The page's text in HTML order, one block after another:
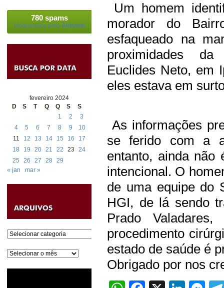
780 spams
bloqueados pelo Akismet
fevereiro 2024
D
S T Q Q S
S
1
2
3
4
5 6 7 8 9
10
11
12 13 14 15 16
17
18
19 20 21 22 23
24
25
26 27 28
29
« jan
mar »
Categorias
Arquivos
Um homem
morador do
esfaqueado na
proximidades
Euclides Neto, em
eles estava em
As informações
se ferido com a
entanto, ainda
intencional. O
de uma equipe do
HGI, de lá sendo
Prado
procedimento
estado de saúde é
Obrigado por nos